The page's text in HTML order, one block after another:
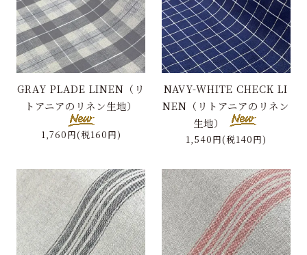
GRAY PLADE LINEN（リ
トアニアのリネン生地）
1,760円(税160円)
NAVY-WHITE CHECK LI
NEN（リトアニアのリネン
生地）
1,540円(税140円)